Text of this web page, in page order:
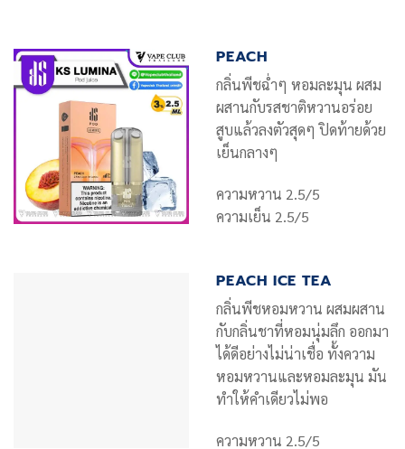
PEACH
กลิ่นพีชฉ่ำๆ หอมละมุน ผสม
ผสานกับรสชาติหวานอร่อย
สูบแล้วลงตัวสุดๆ ปิดท้ายด้วย
เย็นกลางๆ
ความหวาน 2.5/5
ความเย็น 2.5/5
PEACH ICE TEA
กลิ่นพีชหอมหวาน ผสมผสาน
กับกลิ่นชาที่หอมนุ่มลึก ออกมา
ได้ดีอย่างไม่น่าเชื่อ ทั้งความ
หอมหวานและหอมละมุน มัน
ทำให้คำเดียวไม่พอ
ความหวาน 2.5/5